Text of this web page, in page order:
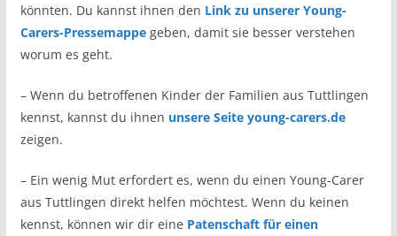
könnten. Du kannst ihnen den Link zu unserer Young-
Carers-Pressemappegeben, damit sie besser verstehen
worum es geht.
– Wenn du betroffenen Kinder der Familien aus Tuttlingen
kennst, kannst du ihnen unsere Seite young-carers.de
zeigen.
– Ein wenig Mut erfordert es, wenn du einen Young-Carer
aus Tuttlingen direkt helfen möchtest. Wenn du keinen
kennst, können wir dir eine Patenschaft für einen